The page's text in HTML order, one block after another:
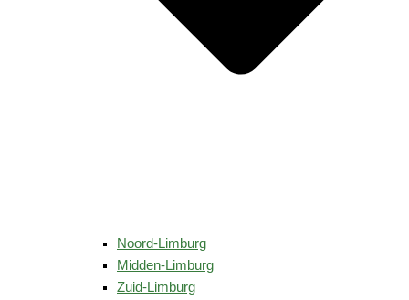
Noord-Limburg
Midden-Limburg
Zuid-Limburg